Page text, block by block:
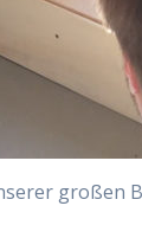
großen